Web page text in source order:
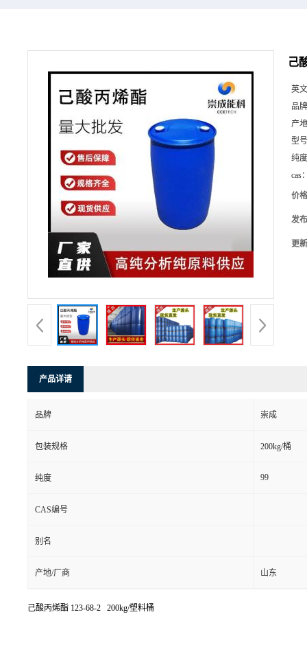
己
英
品
产
型
纯
cas
价
发
更
产品详请
品牌 崇成
包装规格 200kg/桶
纯度 99
CAS编号
别名
产地/厂商 山东
己酸丙烯酯 123-68-2 200kg/塑料桶